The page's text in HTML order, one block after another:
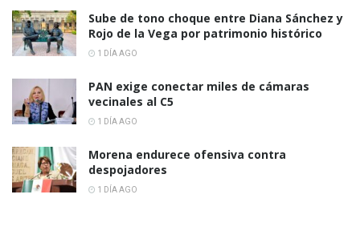
Sube de tono choque entre Diana Sánchez y
Rojo de la Vega por patrimonio histórico
1 DÍA AGO
PAN exige conectar miles de cámaras
vecinales al C5
1 DÍA AGO
Morena endurece ofensiva contra
despojadores
1 DÍA AGO